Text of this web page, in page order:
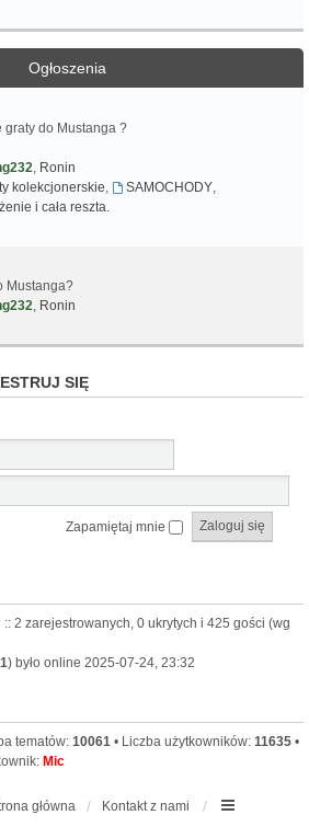
Ogłoszenia
graty do Mustanga ?
, Ronin
kolekcjonerskie, SAMOCHODY,
i cała reszta.
Mustanga?
, Ronin
SIĘ
Zapamiętaj mnie
2 zarejestrowanych, 0 ukrytych i 425 gości (wg
) było online 2025-07-24, 23:32
tematów: 10061 • Liczba użytkowników: 11635 •
Mic
główna Kontakt z nami